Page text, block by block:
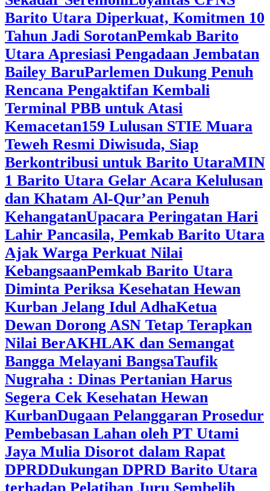
Barito Utara Diperkuat, Komitmen 10
Tahun Jadi SorotanPemkab Barito
Utara Apresiasi Pengadaan Jembatan
Bailey BaruParlemen Dukung Penuh
Rencana Pengaktifan Kembali
Terminal PBB untuk Atasi
Kemacetan159 Lulusan STIE Muara
Teweh Resmi Diwisuda, Siap
Berkontribusi untuk Barito UtaraMIN
1 Barito Utara Gelar Acara Kelulusan
dan Khatam Al-Qur’an Penuh
KehangatanUpacara Peringatan Hari
Lahir Pancasila, Pemkab Barito Utara
Ajak Warga Perkuat Nilai
KebangsaanPemkab Barito Utara
Diminta Periksa Kesehatan Hewan
Kurban Jelang Idul AdhaKetua
Dewan Dorong ASN Tetap Terapkan
Nilai BerAKHLAK dan Semangat
Bangga Melayani BangsaTaufik
Nugraha : Dinas Pertanian Harus
Segera Cek Kesehatan Hewan
KurbanDugaan Pelanggaran Prosedur
Pembebasan Lahan oleh PT Utami
Jaya Mulia Disorot dalam Rapat
DPRDDukungan DPRD Barito Utara